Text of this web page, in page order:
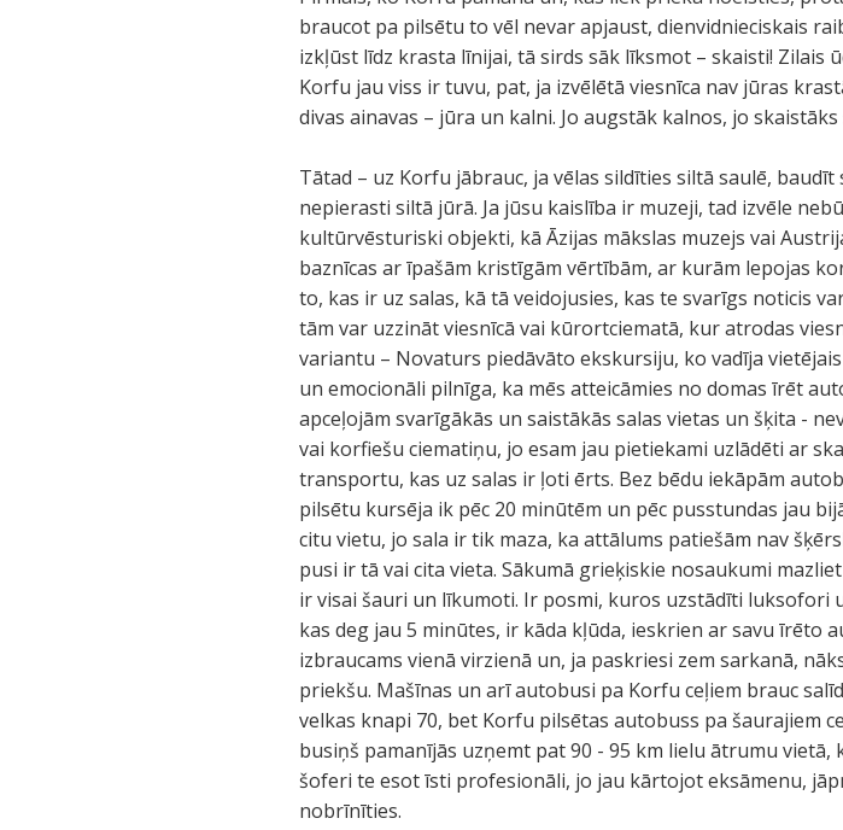
braucot pa pilsētu to vēl nevar apjaust, dienvidnieciskais
izkļūst līdz krasta līnijai, tā sirds sāk līksmot – skaisti! Zilais
Korfu jau viss ir tuvu, pat, ja izvēlētā viesnīca nav jūras
divas ainavas – jūra un kalni. Jo augstāk kalnos, jo
Tātad – uz Korfu jābrauc, ja vēlas sildīties siltā saulē,
nepierasti siltā jūrā. Ja jūsu kaislība ir muzeji, tad izvēle
kultūrvēsturiski objekti, kā Āzijas mākslas muzejs vai
baznīcas ar īpašām kristīgām vērtībām, ar kurām lepojas
to, kas ir uz salas, kā tā veidojusies, kas te svarīgs noticis
tām var uzzināt viesnīcā vai kūrortciematā, kur atrodas
variantu – Novaturs piedāvāto ekskursiju, ko vadīja
un emocionāli pilnīga, ka mēs atteicāmies no domas īrēt
apceļojām svarīgākās un saistākās salas vietas un šķita -
vai korfiešu ciematiņu, jo esam jau pietiekami uzlādēti ar
transportu, kas uz salas ir ļoti ērts. Bez bēdu iekāpām
pilsētu kursēja ik pēc 20 minūtēm un pēc pusstundas jau
citu vietu, jo sala ir tik maza, ka attālums patiešām nav
pusi ir tā vai cita vieta. Sākumā grieķiskie nosaukumi
ir visai šauri un līkumoti. Ir posmi, kuros uzstādīti luksofori
kas deg jau 5 minūtes, ir kāda kļūda, ieskrien ar savu īrēto
izbraucams vienā virzienā un, ja paskriesi zem sarkanā,
priekšu. Mašīnas un arī autobusi pa Korfu ceļiem brauc
velkas knapi 70, bet Korfu pilsētas autobuss pa šaurajiem
busiņš pamanījās uzņemt pat 90 - 95 km lielu ātrumu
šoferi te esot īsti profesionāli, jo jau kārtojot eksāmenu,
nobrīnīties.